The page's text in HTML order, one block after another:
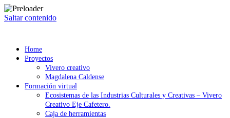
Saltar contenido
Home
Proyectos
Vivero creativo
Magdalena Caldense
Formación virtual
Ecosistemas de las Industrias Culturales y Creativas – Vivero
Creativo Eje Cafetero.
Caja de herramientas